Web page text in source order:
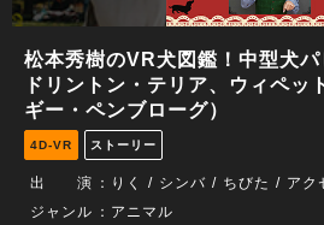
松本秀樹のVR犬図鑑！中型犬
ドリントン・テリア、ウィペッ
ギー・ペンブローグ）
4D-VR ストーリー
出 演 ： りく シンバ ちびた
アク
ジャンル ：アニマル